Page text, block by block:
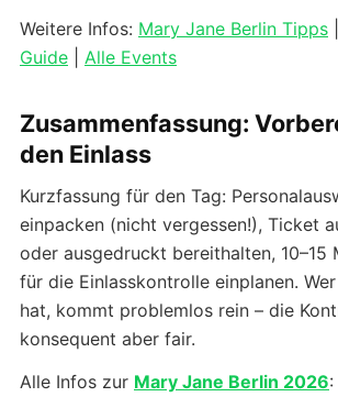
Weitere Infos: Mary Jane Berlin Tipps
Guide
Alle Events
Zusammenfassung:
den Einlass
Kurzfassung für den Tag:
einpacken (nicht vergessen!), Ticket
oder ausgedruckt bereithalten, 10–15
für die Einlasskontrolle einplanen.
hat, kommt problemlos rein – die
konsequent aber fair.
Alle Infos zur Mary Jane Berlin 2026